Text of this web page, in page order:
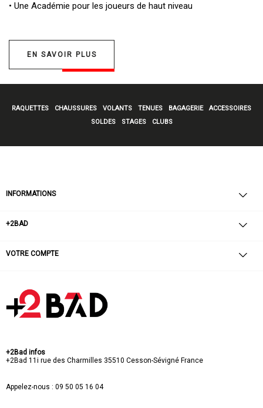
• Une Académie pour les joueurs de haut niveau
EN SAVOIR PLUS
RAQUETTES CHAUSSURES VOLANTS TENUES BAGAGERIE
ACCESSOIRES
SOLDES
STAGES CLUBS
INFORMATIONS
+2BAD
VOTRE COMPTE
+2Bad infos
+2Bad 11i rue des Charmilles 35510 Cesson-Sévigné France
Appelez-nous : 09 50 05 16 04